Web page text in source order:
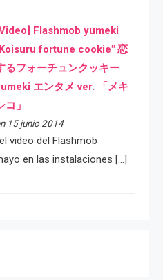
Flashmob yumeki
fortune cookie" 恋
るフォーチュンクッキー
エンタメ ver. 「メキ
コ」
15 junio 2014
video del Flashmob
en las instalaciones […]